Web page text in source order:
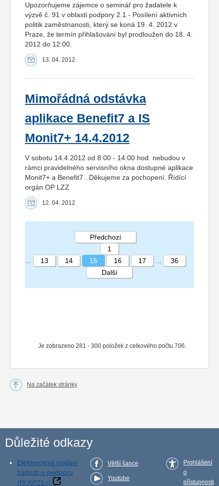
Upozorňujeme zájemce o seminář pro žadatele k
výzvě č. 91 v oblasti podpory 2.1 - Posílení aktivních
politik zaměstnanosti, který se koná 19. 4. 2012 v
Praze, že termín přihlašování byl prodloužen do 18. 4.
2012 do 12:00.
13. 04. 2012
Mimořádná odstávka
aplikace Benefit7 a IS
Monit7+ 14.4.2012
V sobotu 14.4.2012 od 8:00 - 14:00 hod. nebudou v
rámci pravidelného servisního okna dostupné aplikace
Monit7+ a Benefit7 . Děkujeme za pochopení. Řídící
orgán OP LZZ
12. 04. 2012
STRÁNKA 15 36
Je zobrazeno 281 - 300 položek z celkového počtu 706.
Předchozí
1
13 14 15 16 17
36
Další
Na začátek stránky
Důležité odkazy
Elektronické podání
žádosti o podporu
(IS KP21+)
Větší šance
Youtube
Prohlášení
o
přístupnosti